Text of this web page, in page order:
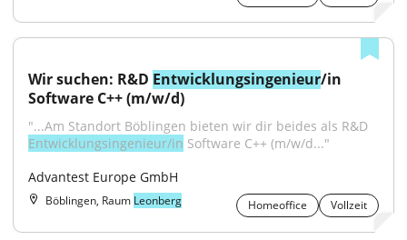
Wir suchen: R&D Entwicklungsingenieur/in
Software C++ (m/w/d)
Entwicklungsingenieur/in Software C++ (m/w/d..."
Advantest Europe GmbH
Böblingen, Raum Leonberg Homeoffice Vollzeit